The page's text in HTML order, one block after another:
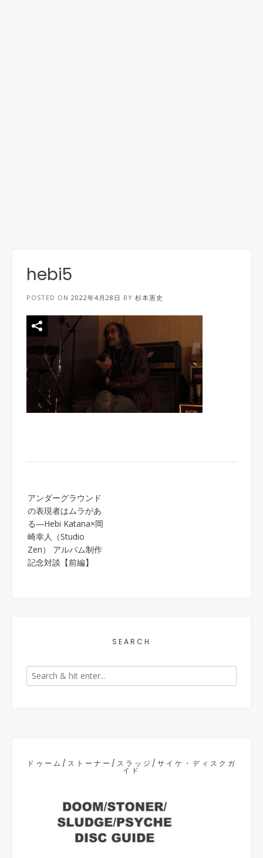
hebi5
POSTED ON 2022年4月28日 BY 杉本憲史
navigation
アンダーグラウンド
の表現者はムラがあ
る―Hebi Katana×岡
崎幸人（Studio
Zen） アルバム制作
記念対談【前編】
SEARCH
ドゥーム/ストーナー/スラッジ/サイケ・ディスクガ
イド